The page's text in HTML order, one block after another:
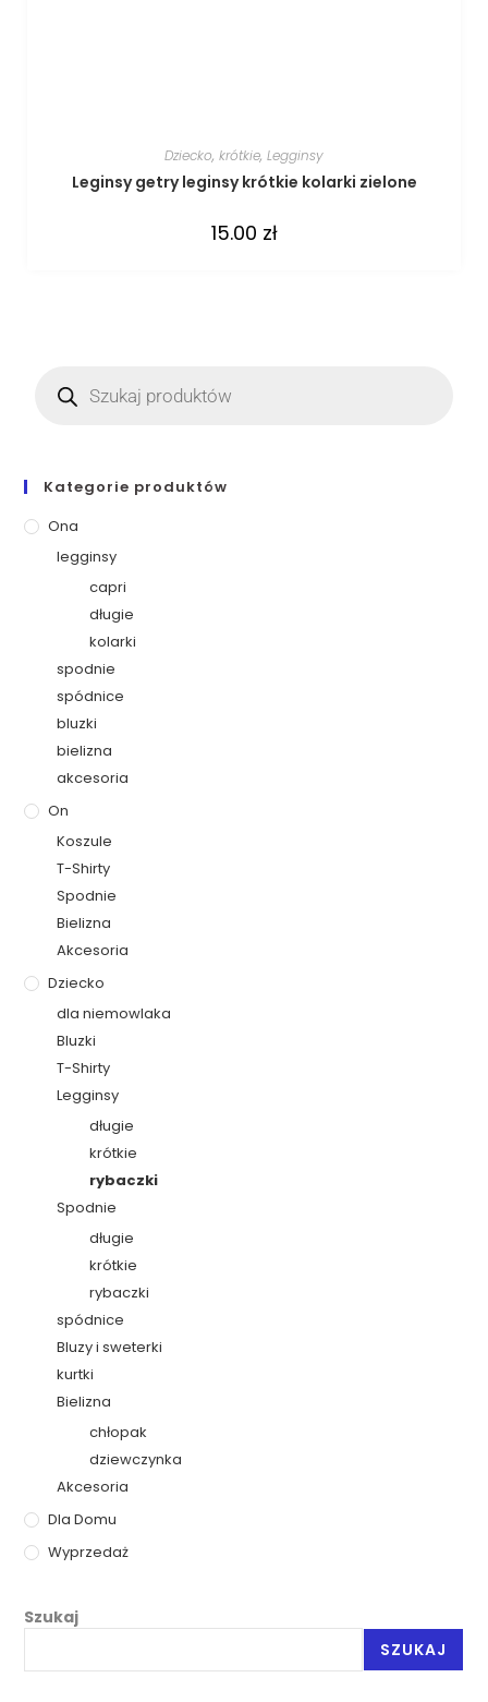
Dziecko, krótkie, Legginsy
Leginsy getry leginsy krótkie kolarki zielone
15.00 zł
Kategorie produktów
Ona
legginsy
capri
długie
kolarki
spodnie
spódnice
bluzki
bielizna
akcesoria
On
Koszule
T-Shirty
Spodnie
Bielizna
Akcesoria
Dziecko
dla niemowlaka
Bluzki
T-Shirty
Legginsy
długie
krótkie
rybaczki
Spodnie
długie
krótkie
rybaczki
spódnice
Bluzy i sweterki
kurtki
Bielizna
chłopak
dziewczynka
Akcesoria
Dla Domu
Wyprzedaż
Szukaj
SZUKAJ